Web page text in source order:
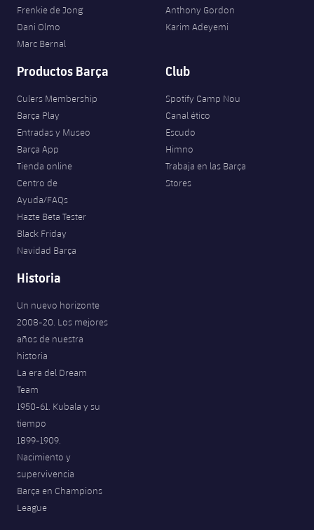
Frenkie de Jong
Dani Olmo
Marc Bernal
Anthony Gordon
Karim Adeyemi
Productos Barça
Culers Membership
Barça Play
Entradas y Museo
Barça App
Tienda online
Centro de
Ayuda/FAQs
Hazte Beta Tester
Black Friday
Navidad Barça
Club
Spotify Camp Nou
Canal ético
Escudo
Himno
Trabaja en las Barça
Stores
Historia
Un nuevo horizonte
2008-20. Los mejores
años de nuestra
historia
La era del Dream
Team
1950-61. Kubala y su
tiempo
1899-1909.
Nacimiento y
supervivencia
Barça en Champions
League